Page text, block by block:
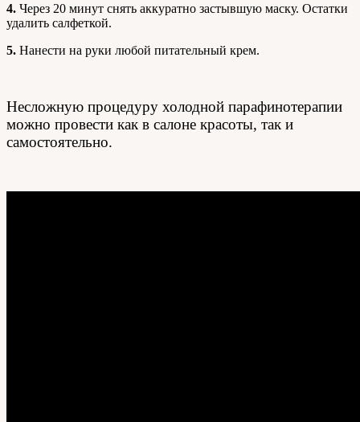
4. Через 20 минут снять аккуратно застывшую маску. Остатки
удалить салфеткой.
5. Нанести на руки любой питательный крем.
Несложную процедуру холодной парафинотерапии
можно провести как в салоне красоты, так и
самостоятельно.